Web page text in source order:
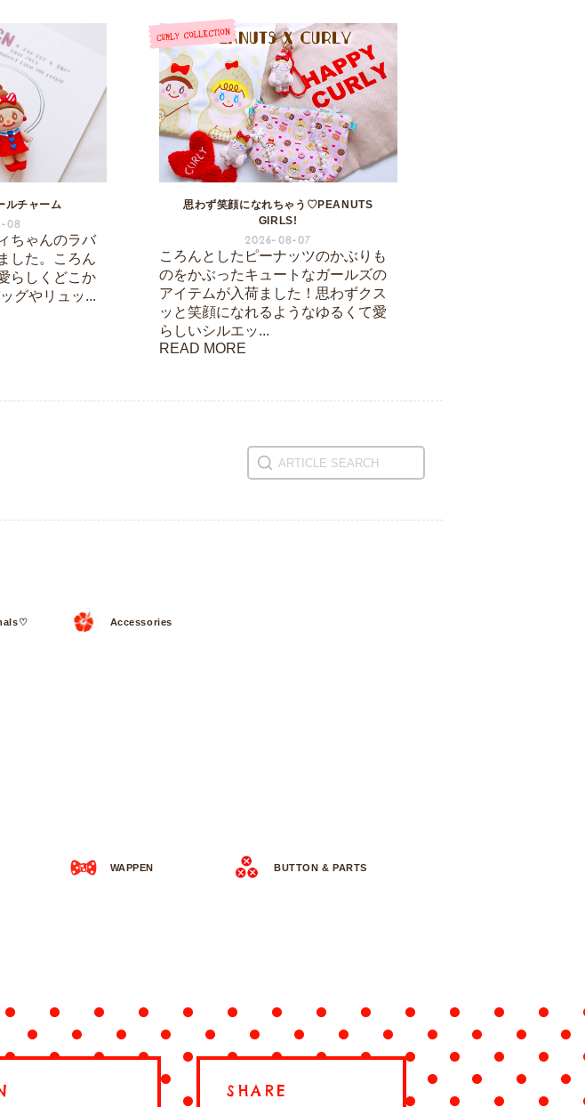
ルチャーム
08
ちゃんのラバ
した。ころん
らしくどこか
グやリュッ...
思わず笑顔になれちゃう♡PEANUTS
GIRLS!
2026-08-07
ころんとしたピーナッツのかぶりも
のをかぶったキュートなガールズの
アイテムが入荷ました！思わずクス
ッと笑顔になれるようなゆるくて愛
らしいシルエッ...
READ MORE
Accessories
WAPPEN BUTTON & PARTS
SHARE